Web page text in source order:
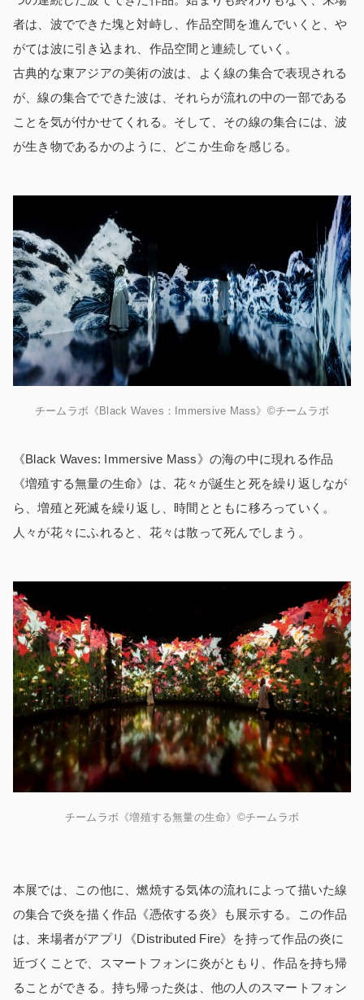
者は、波でできた塊と対峙し、作品空間を進んでいくと、や
がては波に引き込まれ、作品空間と連続していく。
古典的な東アジアの美術の波は、よく線の集合で表現される
が、線の集合でできた波は、それらが流れの中の一部である
ことを気が付かせてくれる。そして、その線の集合には、波
が生き物であるかのように、どこか生命を感じる。
チームラボ《Black Waves：Immersive Mass》©チームラボ
《Black Waves: Immersive Mass》の海の中に現れる作品
《増殖する無量の生命》は、花々が誕生と死を繰り返しなが
ら、増殖と死滅を繰り返し、時間とともに移ろっていく。
人々が花々にふれると、花々は散って死んでしまう。
チームラボ《増殖する無量の生命》©チームラボ
本展では、この他に、燃焼する気体の流れによって描いた線
の集合で炎を描く作品《憑依する炎》も展示する。この作品
は、来場者がアプリ《Distributed Fire》を持って作品の炎に
近づくことで、スマートフォンに炎がともり、作品を持ち帰
ることができる。持ち帰った炎は、他の人のスマートフォン